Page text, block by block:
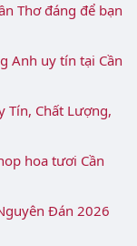
Thơ đáng để bạn
Anh uy tín tại Cần
Tín, Chất Lượng,
hoa tươi Cần
Đán 2026